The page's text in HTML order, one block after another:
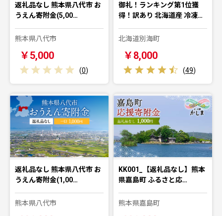
返礼品なし 熊本県八代市 お
うえん寄附金(5,00…
熊本県八代市
￥5,000
(0)
御礼！ランキング第1位獲
得！訳あり 北海道産 冷凍…
北海道別海町
￥8,000
(49)
返礼品なし 熊本県八代市 お
うえん寄附金(1,00…
熊本県八代市
KK001_【返礼品なし】熊本
県嘉島町 ふるさと応…
熊本県嘉島町